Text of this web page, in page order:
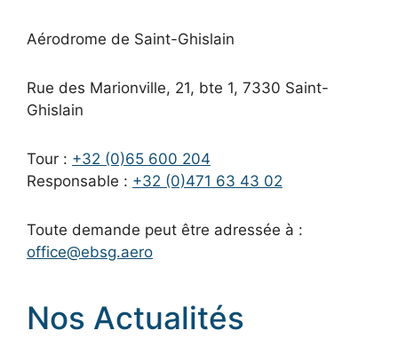
Aérodrome de Saint-Ghislain
Rue des Marionville, 21, bte 1, 7330 Saint-
Ghislain
Tour : +32 (0)65 600 204
Responsable : +32 (0)471 63 43 02
Toute demande peut être adressée à :
office@ebsg.aero
Nos Actualités